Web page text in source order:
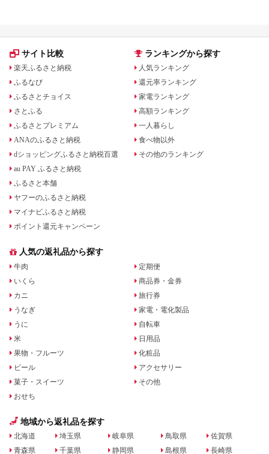
サイト比較
楽天ふるさと納税
ふるなび
ふるさとチョイス
さとふる
ふるさとプレミアム
ANAのふるさと納税
dショッピングふるさと納税百選
au PAY ふるさと納税
ふるさと本舗
ヤフーのふるさと納税
マイナビふるさと納税
ポイント還元キャンペーン
ランキングから探す
人気ランキング
還元率ランキング
家電ランキング
高額ランキング
一人暮らし
食べ物以外
その他のランキング
人気の返礼品から探す
牛肉
いくら
カニ
うなぎ
うに
米
果物・フルーツ
ビール
菓子・スイーツ
おせち
定期便
商品券・金券
旅行券
家電・電化製品
自転車
日用品
化粧品
アクセサリー
その他
地域から返礼品を探す
北海道
青森県
埼玉県
千葉県
岐阜県
静岡県
鳥取県
島根県
佐賀県
長崎県